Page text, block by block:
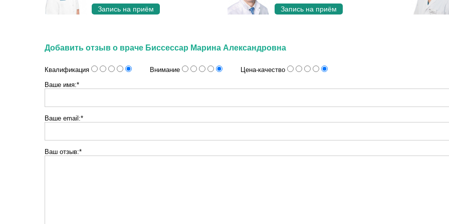
Запись на приём
Запись на приём
Добавить отзыв о враче Биссессар Марина Александровна
Квалификация Внимание
Цена-качество
Ваше имя:*
Ваше email:*
Ваш отзыв:*